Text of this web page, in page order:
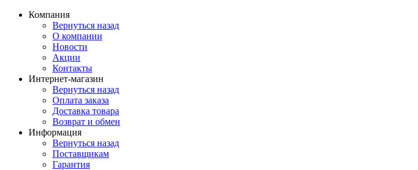
Компания
Вернуться назад
О компании
Новости
Акции
Контакты
Интернет-магазин
Вернуться назад
Оплата заказа
Доставка товара
Возврат и обмен
Информация
Вернуться назад
Поставщикам
Гарантия